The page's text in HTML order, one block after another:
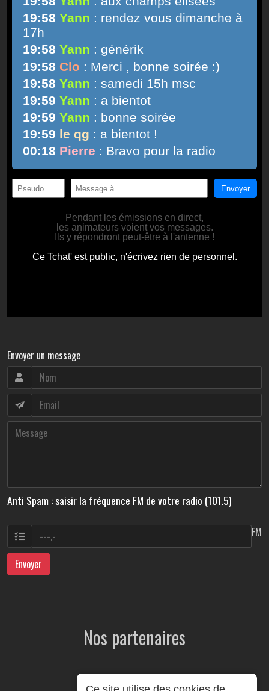
Envoyer un message
Anti Spam : saisir la fréquence FM de votre radio (101.5)
FM
Envoyer
Nos partenaires